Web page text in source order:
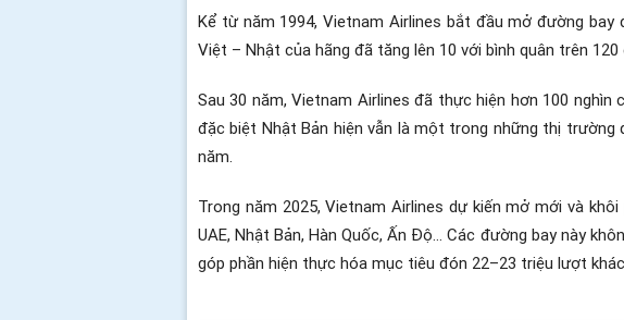
Kể từ năm 1994, Vietnam Airlines bắt đầu mở đường
Việt – Nhật của hãng đã tăng lên 10 với bình quân trên
Sau 30 năm, Vietnam Airlines đã thực hiện hơn 100
đặc biệt Nhật Bản hiện vẫn là một trong những thị
năm.
Trong năm 2025, Vietnam Airlines dự kiến mở mới và
UAE, Nhật Bản, Hàn Quốc, Ấn Độ… Các đường bay này
góp phần hiện thực hóa mục tiêu đón 22–23 triệu lượt